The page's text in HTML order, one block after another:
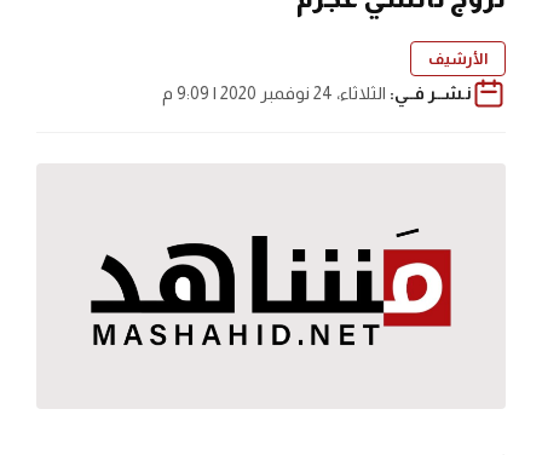
الأرشيف
نـشــر فــي: الثلاثاء، 24 نوفمبر 2020 | 9:09 م